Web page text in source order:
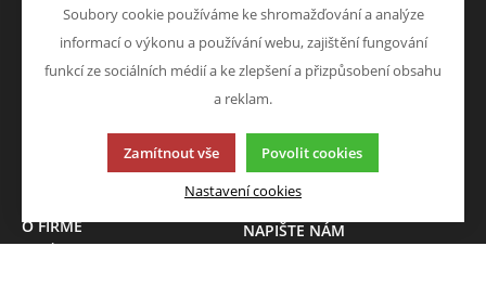
VŠE O NÁKUPU
Vrácení zboží
Zásady zpracování osobních
VÝHODY A SLEVY
Zboží v akci
Zboží výprodej
O FIRMĚ
O nás
NAPIŠTE NÁM
Soubory cookie používáme ke shromažďování a analýze
informací o výkonu a používání webu, zajištění fungování
funkcí ze sociálních médií a ke zlepšení a přizpůsobení obsahu
a reklam.
Zamítnout vše Povolit cookies
Nastavení cookies